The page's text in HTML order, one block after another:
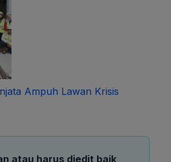
Ampuh Lawan Krisis
atau harus diedit baik